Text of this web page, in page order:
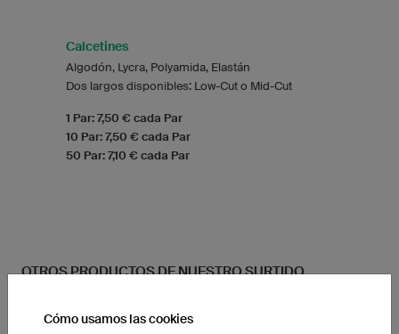
Calcetines
Algodón, Lycra, Polyamida, Elastán
Dos largos disponibles: Low-Cut o Mid-Cut
1 Par: 7,50 € cada Par
10 Par: 7,50 € cada Par
50 Par: 7,10 € cada Par
OTROS PRODUCTOS DE NUESTRO SURTIDO
Pantalones balonmano
Cómo usamos las cookies